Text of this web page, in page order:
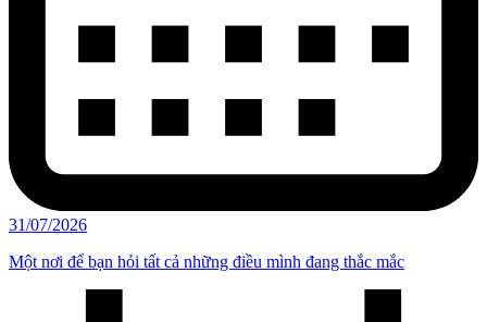
31/07/2026
Một nơi để bạn hỏi tất cả những điều mình đang thắc mắc